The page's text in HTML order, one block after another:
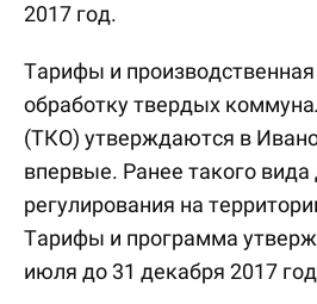
2017 год.
Тарифы и
обработку твердых
(ТКО) утверждаются в
впервые. Ранее такого вида
регулирования на
Тарифы и программа
июля до 31 декабря 2017